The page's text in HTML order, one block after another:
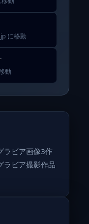
に移動
動
ラビア画像3作
ラビア撮影作品